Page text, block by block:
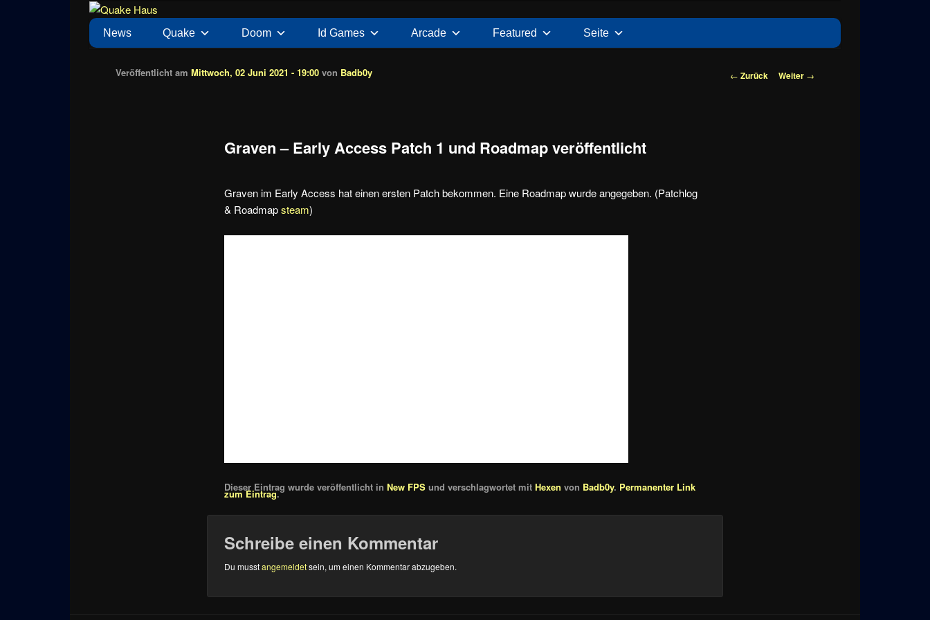
Quake Haus
News zu Quake, Doom, FPS, Arcade
Hauptmenü
News Quake Doom Id Games Arcade Featured Seite
Beitragsnavigation
← Zurück Weiter →
Graven – Early Access Patch 1 und Roadmap veröffentlicht
Veröffentlicht amMittwoch, 02 Juni 2021 - 19:00 von Badb0y
Graven im Early Access hat einen ersten Patch bekommen. Eine Roadmap wurde angegeben. (Patchlog
& Roadmapsteam)
Dieser Eintrag wurde veröffentlicht inNew FPS und verschlagwortet mitHexen von Badb0y. Permanenter Link
zum Eintrag.
Schreibe einen Kommentar
Du musstangemeldetsein, um einen Kommentar abzugeben.